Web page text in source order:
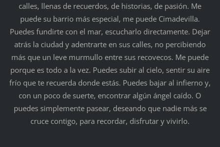
calles, llenas de recuerdos, de historias, de pasión. Me
puede su barrio más especial, me puede Cimadevilla.
Puedes fundirte con el mar, escucharlo directamente. Dejar
atrás la ciudad y adentrarte en sus calles, no percibiendo
más que un leve murmullo entre sus recovecos. Me puede
porque es todo a la vez. Puedes subir al cielo, sentir su aire
frío que te recuerda donde estás. Puedes bajar al infierno y,
con un poco de suerte, encontrar algún ángel caído. O
puedes simplemente pasear, deseando que nadie más se
cruce contigo, para recordar, disfrutar y vivirlo.